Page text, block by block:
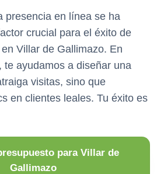
presencia en línea se ha
crucial para el éxito de
Villar de Gallimazo. En
te ayudamos a diseñar una
visitas, sino que
en clientes leales. Tu éxito es
para Villar de
Gallimazo